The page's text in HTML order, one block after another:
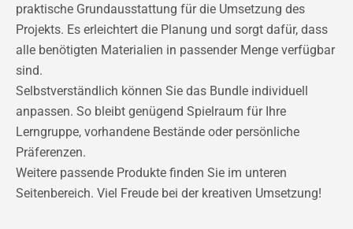
praktische Grundausstattung für die Umsetzung des
Projekts. Es erleichtert die Planung und sorgt dafür, dass
alle benötigten Materialien in passender Menge verfügbar
sind.
Selbstverständlich können Sie das Bundle individuell
anpassen. So bleibt genügend Spielraum für Ihre
Lerngruppe, vorhandene Bestände oder persönliche
Präferenzen.
Weitere passende Produkte finden Sie im unteren
Seitenbereich. Viel Freude bei der kreativen Umsetzung!